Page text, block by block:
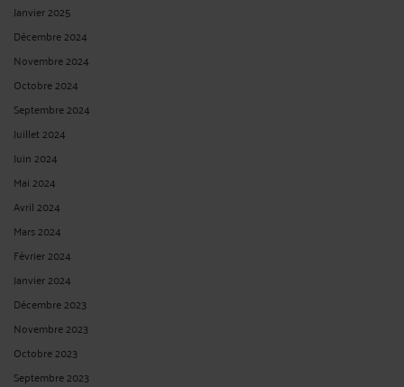
Janvier 2025
Décembre 2024
Novembre 2024
Octobre 2024
Septembre 2024
Juillet 2024
Juin 2024
Mai 2024
Avril 2024
Mars 2024
Février 2024
Janvier 2024
Décembre 2023
Novembre 2023
Octobre 2023
Septembre 2023